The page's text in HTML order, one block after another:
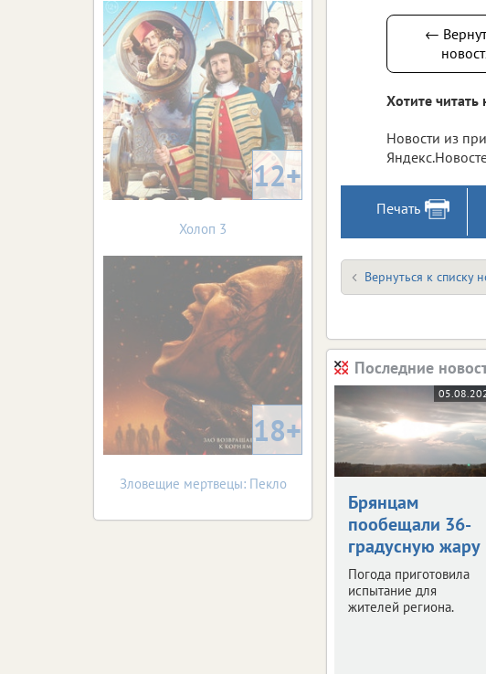
←
Хотите
Новости из
Печать
Вернуться к списку
Последние
Брянцам
пообещали 36-
градусную жару
Погода приготовила
испытание для
жителей региона.
12+
Холоп 3
18+
Зловещие мертвецы: Пекло